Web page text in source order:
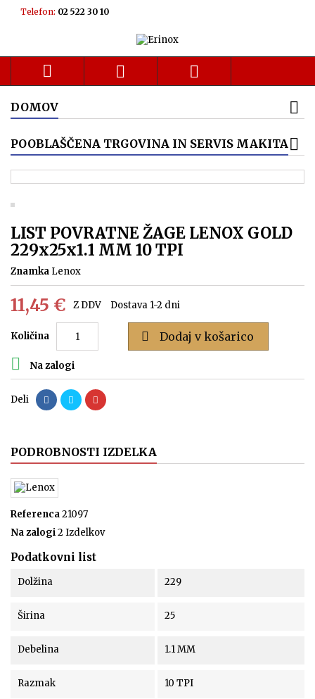
Telefon: 02 522 30 10
  
DOMOV
POOBLAŠČENA TRGOVINA IN SERVIS MAKITA
LIST POVRATNE ŽAGE LENOX GOLD
229x25x1.1 MM 10 TPI
Znamka Lenox
11,45 € Z DDV Dostava 1-2 dni
Količina  Dodaj v košarico
 Na zalogi
Deli
PODROBNOSTI IZDELKA
Referenca21097
Na zalogi2 Izdelkov
Podatkovni list
Dolžina 229
Širina 25
Debelina 1.1 MM
Razmak 10 TPI